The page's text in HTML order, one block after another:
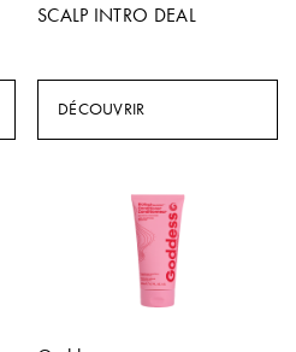
SCALP INTRO DEAL
DÉCOUVRIR